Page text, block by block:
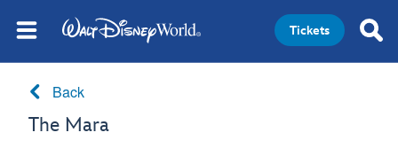
Tickets
Back
The Mara